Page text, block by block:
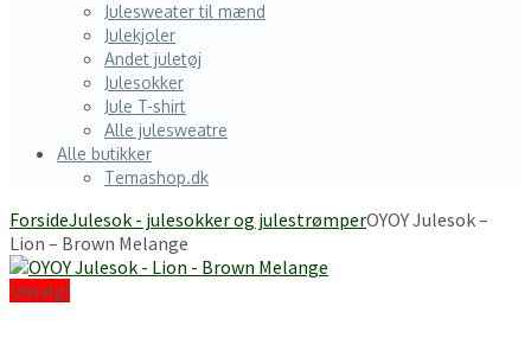
Julesweater til mænd
Julekjoler
Andet juletøj
Julesokker
Jule T-shirt
Alle julesweatre
Alle butikker
Temashop.dk
ForsideJulesok - julesokker og julestrømperOYOY Julesok –
Lion – Brown Melange
Udsalg!